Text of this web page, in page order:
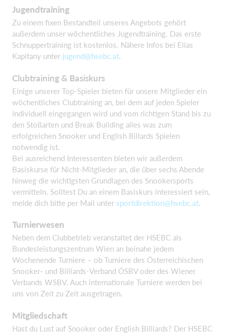
Jugendtraining
Zu einem fixen Bestandteil unseres Angebots gehört
außerdem unser wöchentliches Jugendtraining. Das erste
Schnuppertraining ist kostenlos. Nähere Infos bei Elias
Kapitany unter jugend@hsebc.at.
Clubtraining & Basiskurs
Einige unserer Top-Spieler bieten für unsere Mitglieder ein
wöchentliches Clubtraining an, bei dem auf jeden Spieler
individuell eingegangen wird und vom richtigen Stand bis zu
den Stoßarten und Break Building alles was zum
erfolgreichen Snooker und English Billards Spielen
notwendig ist.
Bei ausreichend Interessenten bieten wir außerdem
Basiskurse für Nicht-Mitglieder an, die über sechs Abende
hinweg die wichtigsten Grundlagen des Snookersports
vermitteln. Solltest Du an einem Basiskurs interessiert sein,
melde dich bitte per Mail unter sportdirektion@hsebc.at
Turnierwesen
Neben dem Clubbetrieb veranstaltet der HSEBC als
Bundesleistungszentrum Wien an beinahe jedem
Wochenende Turniere – ob Turniere des Österreichischen
Snooker- und Billiards-Verband ÖSBV oder des Wiener
Verbands WSBV. Auch internationale Turniere werden bei
uns von Zeit zu Zeit ausgetragen.
Mitgliedschaft
Hast du Lust auf Snooker oder English Billiards? Der HSEBC